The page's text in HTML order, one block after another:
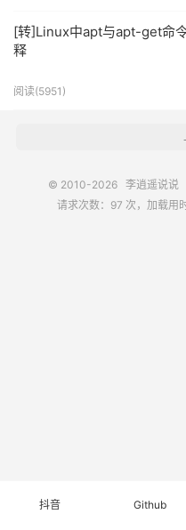
[转]Linux中apt与apt-get命
释
阅读(5951)
© 2010-2026 李逍遥说说
请求次数：97 次，加载用
抖音 Github